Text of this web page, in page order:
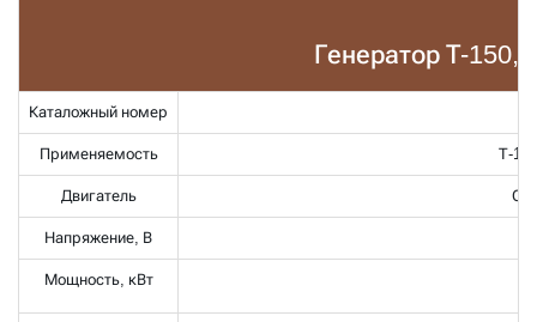
Генератор Т-150,
Каталожный номер
Применяемость Т-
Двигатель
Напряжение, В
Мощность, кВт